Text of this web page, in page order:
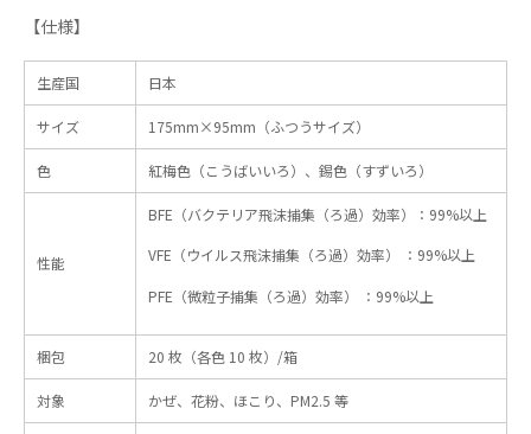
【仕様】
生産国 日本
サイズ 175mm×95mm（ふつうサイズ）
色 紅梅色（こうばいいろ）、錫色（すずいろ）
性能
BFE（バクテリア飛沫捕集（ろ過）効率）：99%以上
VFE（ウイルス飛沫捕集（ろ過）効率） ：99%以上
PFE（微粒子捕集（ろ過）効率） ：99%以上
梱包 20 枚（各色 10 枚）/箱
対象 かぜ、花粉、ほこり、PM2.5 等